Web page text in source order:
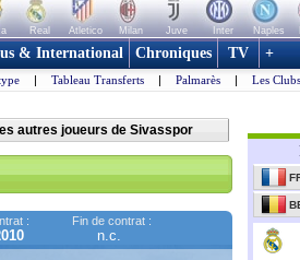
Real Atletico Milan Juve Inter Naples
& International Chroniques TV +
| Tableau Transferts | Palmarès | Les Clubs
autres joueurs de Sivasspor
: Fin de contrat :
n.c.